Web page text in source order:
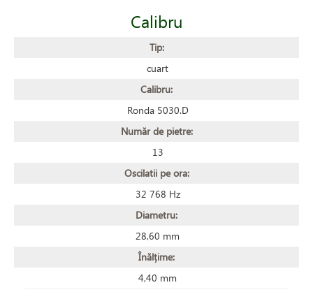
Calibru
Tip:
cuart
Calibru:
Ronda 5030.D
Număr de pietre:
13
Oscilatii pe ora:
32 768 Hz
Diametru:
28,60 mm
Înălțime:
4,40 mm